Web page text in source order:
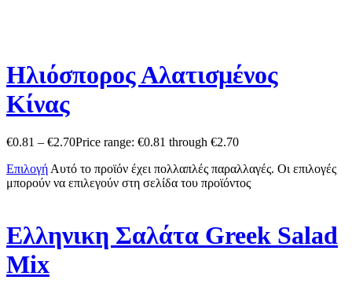
Ηλιόσπορος Αλατισμένος
Κίνας
€0.81 – €2.70Price range: €0.81 through €2.70
Επιλογή Αυτό το προϊόν έχει πολλαπλές παραλλαγές. Οι επιλογές
μπορούν να επιλεγούν στη σελίδα του προϊόντος
Ελληνικη Σαλάτα Greek Salad
Mix